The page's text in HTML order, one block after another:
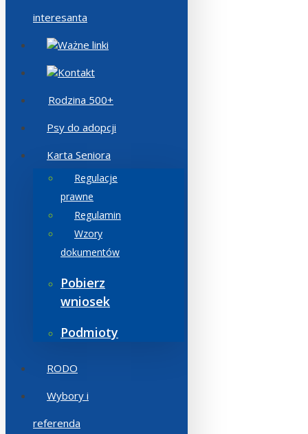
interesanta
Ważne linki
Kontakt
Rodzina 500+
Psy do adopcji
Karta Seniora
Regulacje
prawne
Regulamin
Wzory
dokumentów
Pobierz
wniosek
Podmioty
RODO
Wybory i
referenda